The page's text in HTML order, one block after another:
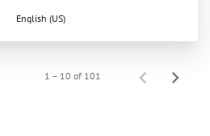
English (US)
1 – 10 of 101